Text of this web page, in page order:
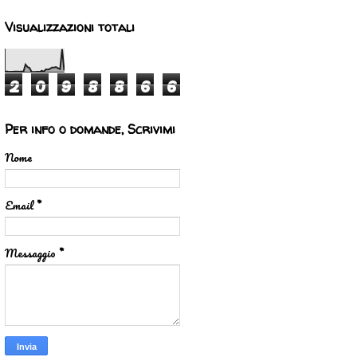
Visualizzazioni totali
2 0 9 8 8 6 6
Per info o domande, Scrivimi
Nome
Email*
Messaggio *